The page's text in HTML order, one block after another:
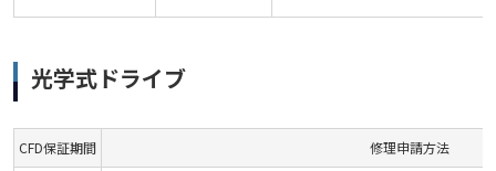
光学式ドライブ
CFD保証期間 修理申請方法